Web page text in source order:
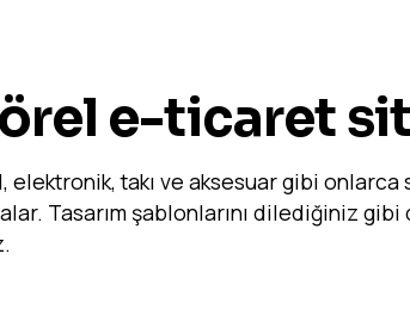
e-ticaret
elektronik, takı ve aksesuar gibi onlarca
Tasarım şablonlarını dilediğiniz